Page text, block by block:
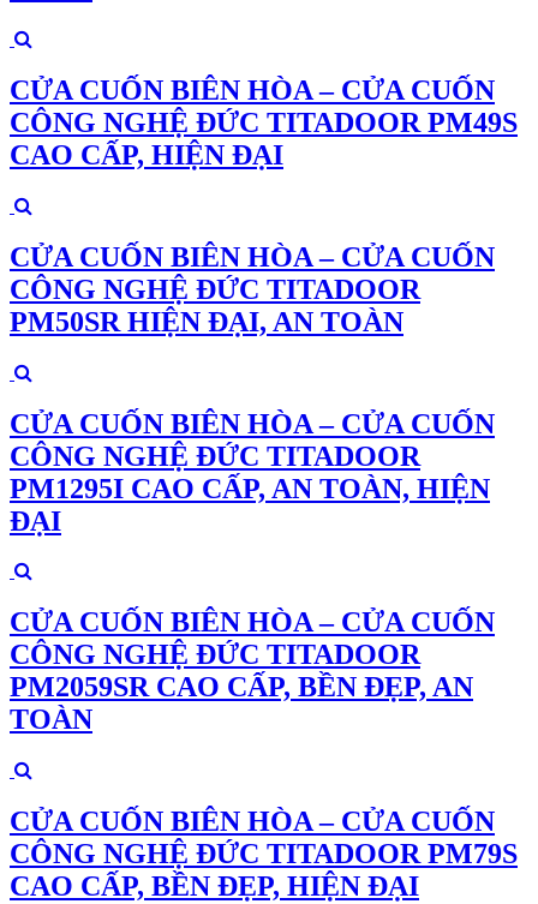
CỬA CUỐN BIÊN HÒA – CỬA CUỐN
CÔNG NGHỆ ĐỨC TITADOOR PM49S
CAO CẤP, HIỆN ĐẠI
CỬA CUỐN BIÊN HÒA – CỬA CUỐN
CÔNG NGHỆ ĐỨC TITADOOR
PM50SR HIỆN ĐẠI, AN TOÀN
CỬA CUỐN BIÊN HÒA – CỬA CUỐN
CÔNG NGHỆ ĐỨC TITADOOR
PM1295I CAO CẤP, AN TOÀN, HIỆN
ĐẠI
CỬA CUỐN BIÊN HÒA – CỬA CUỐN
CÔNG NGHỆ ĐỨC TITADOOR
PM2059SR CAO CẤP, BỀN ĐẸP, AN
TOÀN
CỬA CUỐN BIÊN HÒA – CỬA CUỐN
CÔNG NGHỆ ĐỨC TITADOOR PM79S
CAO CẤP, BỀN ĐẸP, HIỆN ĐẠI